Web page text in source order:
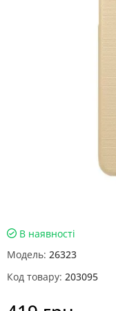
В наявності
Модель: 26323
Код товару: 203095